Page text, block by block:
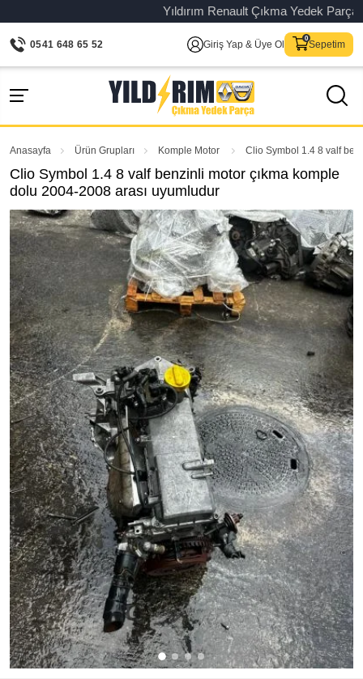
Yıldırım Renault Çıkma Yedek Parça
0541 648 65 52 Giriş Yap & Üye Ol Sepetim
Anasayfa Ürün Grupları Komple Motor Clio Symbol 1.4 8 valf
Clio Symbol 1.4 8 valf benzinli motor çıkma komple
dolu 2004-2008 arası uyumludur